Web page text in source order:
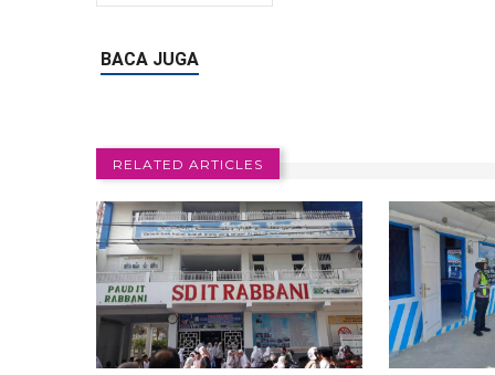
RELATED ARTICLES